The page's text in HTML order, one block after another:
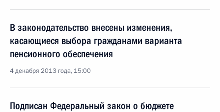
В законодательство внесены изменения,
касающиеся выбора гражданами варианта
пенсионного обеспечения
4 декабря 2013 года, 15:00
Подписан Федеральный закон о бюджете